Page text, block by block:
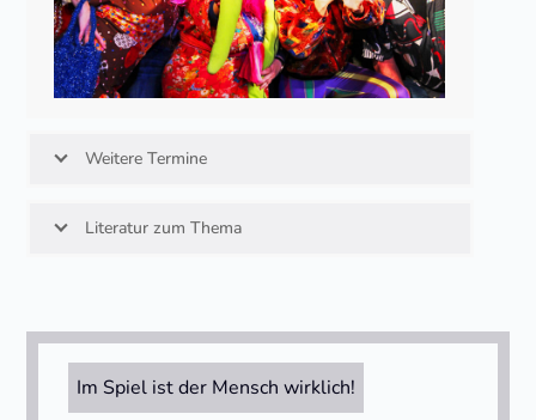
Weitere Termine
Literatur zum Thema
Im Spiel ist der Mensch wirklich!